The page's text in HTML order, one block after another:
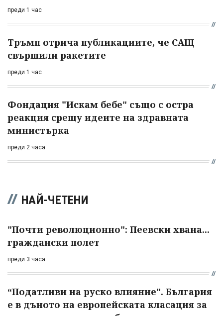
преди 1 час
Тръмп отрича публикациите, че САЩ
свършили ракетите
преди 1 час
Фондация "Искам бебе" също с остра
реакция срещу идеите на здравната
министърка
преди 2 часа
НАЙ-ЧЕТЕНИ
"Почти революционно": Пеевски хвана...
граждански полет
преди 3 часа
“Податливи на руско влияние". България
е в дъното на европейската класация за